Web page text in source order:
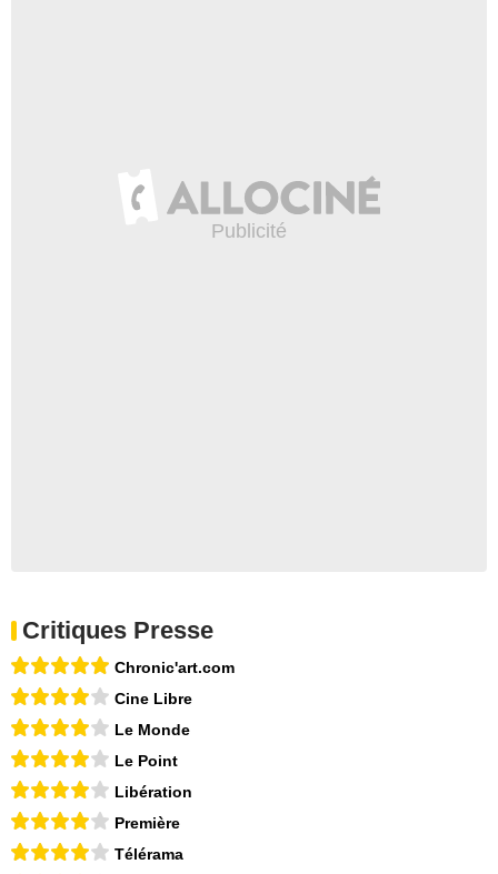
Critiques Presse
Chronic'art.com
Cine Libre
Le Monde
Le Point
Libération
Première
Télérama